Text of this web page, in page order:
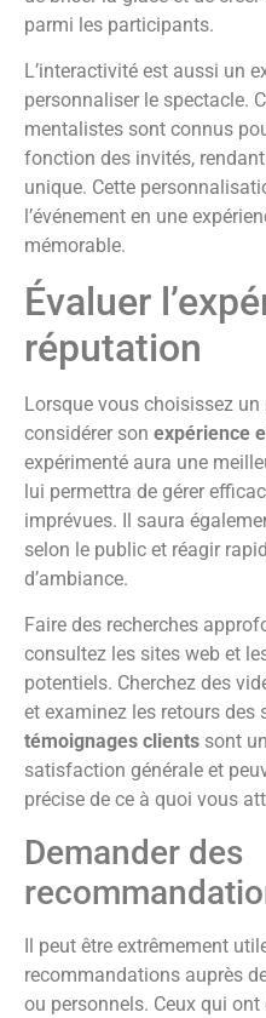
parmi les participants.
L’interactivité est aussi un
personnaliser le spectacle.
mentalistes sont connus
fonction des invités,
unique. Cette
l’événement en une
mémorable.
Évaluer
réputation
Lorsque vous choisissez
considérer son expérience
expérimenté aura une
lui permettra de gérer
imprévues. Il saura
selon le public et réagir
d’ambiance.
Faire des recherches
consultez les sites web et
potentiels. Cherchez des
et examinez les retours des
témoignages clients sont
satisfaction générale et
précise de ce à quoi vous
Demander des
Il peut être extrêmement
recommandations auprès
ou personnels. Ceux qui